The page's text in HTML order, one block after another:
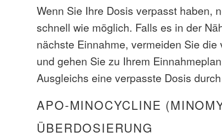
Wenn Sie Ihre Dosis verpasst haben,
schnell wie möglich. Falls es in der
nächste Einnahme, vermeiden Sie
und gehen Sie zu Ihrem
Ausgleichs eine verpasste Dosis
APO-MINOCYCLINE
ÜBERDOSIERUNG